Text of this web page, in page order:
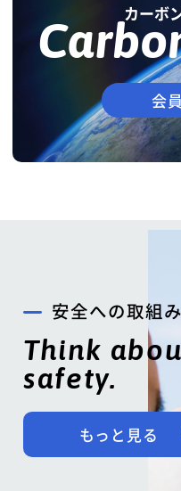
カーボ
会
安全への取組み
Think
safety.
もっと見る